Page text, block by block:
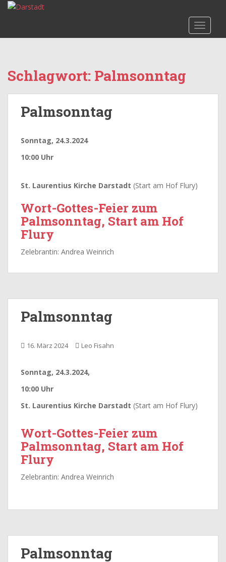
p
Schlagwort: Palmsonntag
Palmsonntag
Sonntag, 24.3.2024
10:00 Uhr
St. Laurentius Kirche Darstadt (Start am Hof Flury)
Wort-Gottes-Feier zum
Palmsonntag, Start am Hof
Flury
Zelebrantin: Andrea Weinrich
Palmsonntag
16. März 2024 Leo Fisahn
Sonntag, 24.3.2024,
10:00 Uhr
St. Laurentius Kirche Darstadt (Start am Hof Flury)
Wort-Gottes-Feier zum
Palmsonntag, Start am Hof
Flury
Zelebrantin: Andrea Weinrich
Palmsonntag